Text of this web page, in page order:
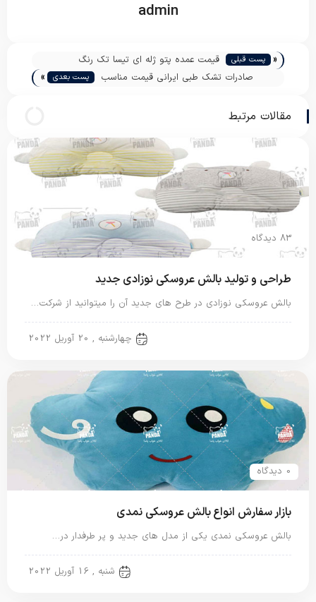
admin
« پست قبلی
قیمت عمده پتو ژله ای تیسا تک رنگ
صادرات تشک طبی ایرانی قیمت مناسب
پست بعدی »
مقالات مرتبط
83 دیدگاه
طراحی و تولید بالش عروسکی نوزادی جدید
بالش عروسکی نوزادی در طرح های جدید آن را میتوانید از شرکت…
چهارشنبه , 20 آوریل 2022
0 دیدگاه
بازار سفارش انواع بالش عروسکی نمدی
بالش عروسکی نمدی یکی از مدل های جدید و پر طرفدار در…
شنبه , 16 آوریل 2022